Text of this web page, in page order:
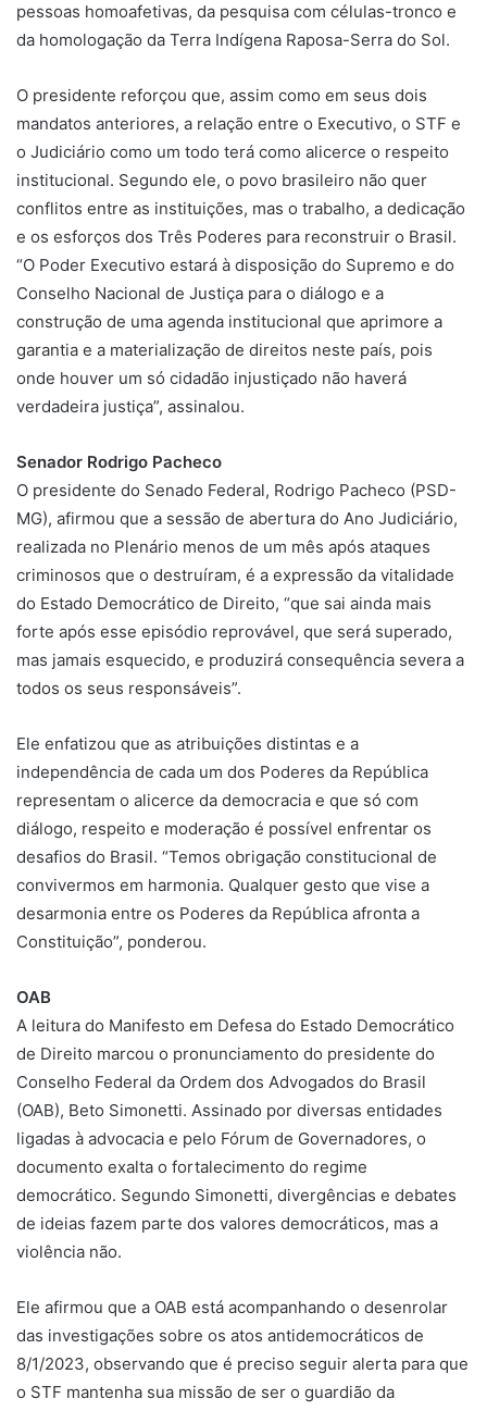
pessoas homoafetivas, da pesquisa com células-tronco e
da homologação da Terra Indígena Raposa-Serra do Sol.
O presidente reforçou que, assim como em seus dois
mandatos anteriores, a relação entre o Executivo, o STF e
o Judiciário como um todo terá como alicerce o respeito
institucional. Segundo ele, o povo brasileiro não quer
conflitos entre as instituições, mas o trabalho, a dedicação
e os esforços dos Três Poderes para reconstruir o Brasil.
“O Poder Executivo estará à disposição do Supremo e do
Conselho Nacional de Justiça para o diálogo e a
construção de uma agenda institucional que aprimore a
garantia e a materialização de direitos neste país, pois
onde houver um só cidadão injustiçado não haverá
verdadeira justiça”, assinalou.
Senador Rodrigo Pacheco
O presidente do Senado Federal, Rodrigo Pacheco (PSD-
MG), afirmou que a sessão de abertura do Ano Judiciário,
realizada no Plenário menos de um mês após ataques
criminosos que o destruíram, é a expressão da vitalidade
do Estado Democrático de Direito, “que sai ainda mais
forte após esse episódio reprovável, que será superado,
mas jamais esquecido, e produzirá consequência severa a
todos os seus responsáveis”.
Ele enfatizou que as atribuições distintas e a
independência de cada um dos Poderes da República
representam o alicerce da democracia e que só com
diálogo, respeito e moderação é possível enfrentar os
desafios do Brasil. “Temos obrigação constitucional de
convivermos em harmonia. Qualquer gesto que vise a
desarmonia entre os Poderes da República afronta a
Constituição”, ponderou.
OAB
A leitura do Manifesto em Defesa do Estado Democrático
de Direito marcou o pronunciamento do presidente do
Conselho Federal da Ordem dos Advogados do Brasil
(OAB), Beto Simonetti. Assinado por diversas entidades
ligadas à advocacia e pelo Fórum de Governadores, o
documento exalta o fortalecimento do regime
democrático. Segundo Simonetti, divergências e debates
de ideias fazem parte dos valores democráticos, mas a
violência não.
Ele afirmou que a OAB está acompanhando o desenrolar
das investigações sobre os atos antidemocráticos de
8/1/2023, observando que é preciso seguir alerta para que
o STF mantenha sua missão de ser o guardião da